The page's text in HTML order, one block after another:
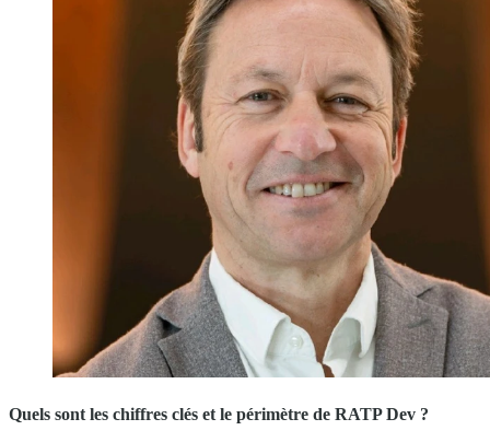
Quels sont les chiffres clés et le périmètre de RATP Dev ?